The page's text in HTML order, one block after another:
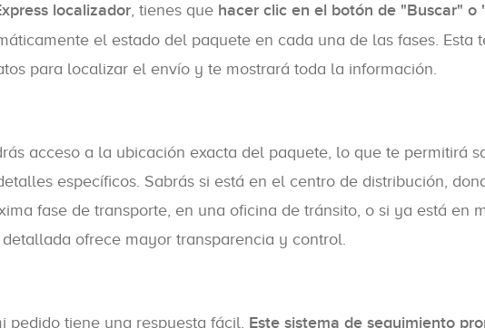
localizador, tienes que hacer clic en el botón de "Buscar" o
el estado del paquete en cada una de las fases. Esta
para localizar el envío y te mostrará toda la información.
acceso a la ubicación exacta del paquete, lo que te permitirá
específicos. Sabrás si está en el centro de distribución,
fase de transporte, en una oficina de tránsito, o si ya está en
ofrece mayor transparencia y control.
pedido tiene una respuesta fácil. Este sistema de seguimiento